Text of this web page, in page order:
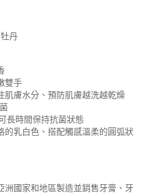
丹
雙手
肌膚水分、預防肌膚越洗越乾燥
長時間保持抗菌狀態
的乳白色、搭配觸感溫柔的圓弧狀
洲國家和地區製造並銷售牙膏、牙